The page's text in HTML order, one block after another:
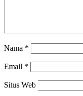
Nama *
Email *
Situs Web